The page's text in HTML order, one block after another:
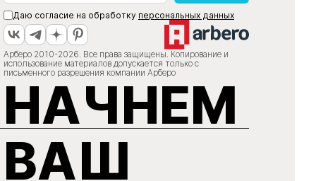
Даю согласие на обработку персональных данных
Арберо 2010-2026. Все права защищены. Копирование и
использование материалов допускается только с
письменного разрешения компании Арберо
НАЧНЕМ
ВАШ